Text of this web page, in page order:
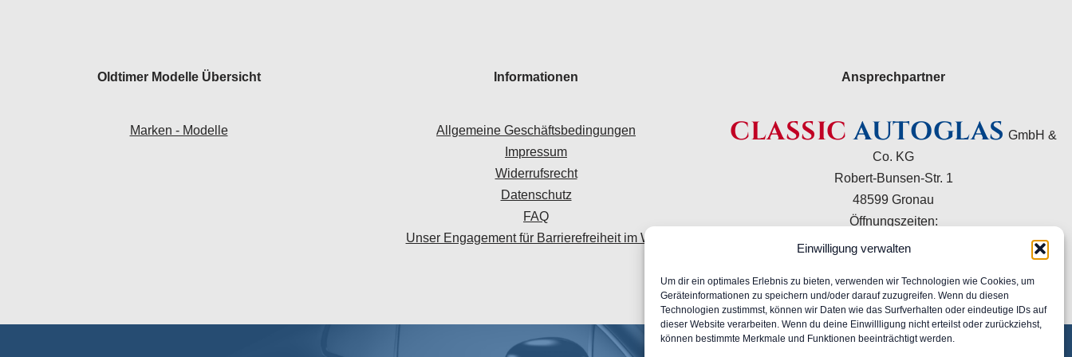
Einwilligung verwalten
Um dir ein optimales Erlebnis zu bieten, verwenden wir Technologien wie Cookies, um
Geräteinformationen zu speichern und/oder darauf zuzugreifen. Wenn du diesen
Technologien zustimmst, können wir Daten wie das Surfverhalten oder eindeutige IDs auf
dieser Website verarbeiten. Wenn du deine Einwillligung nicht erteilst oder zurückziehst,
können bestimmte Merkmale und Funktionen beeinträchtigt werden.
Oldtimer Modelle Übersicht
Marken - Modelle
Informationen
Allgemeine Geschäftsbedingungen
Impressum
Widerrufsrecht
Datenschutz
FAQ
Unser Engagement für Barrierefreiheit im Web
Ansprechpartner
CLASSIC AUTOGLAS GmbH &
Co. KG
Robert-Bunsen-Str. 1
48599 Gronau
Öffnungszeiten:
Mo–Do 09:00–16:00 Uhr
+49 2562 9949120
info@classic-autoglas.de